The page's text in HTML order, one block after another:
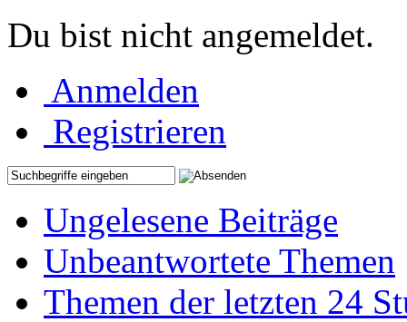
Du bist nicht angemeldet.
Anmelden
Registrieren
Ungelesene Beiträge
Unbeantwortete Themen
Themen der letzten 24